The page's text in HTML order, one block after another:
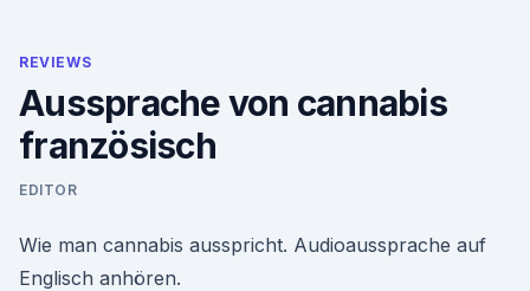
REVIEWS
Aussprache von cannabis
französisch
EDITOR
Wie man cannabis ausspricht. Audioaussprache auf
Englisch anhören.